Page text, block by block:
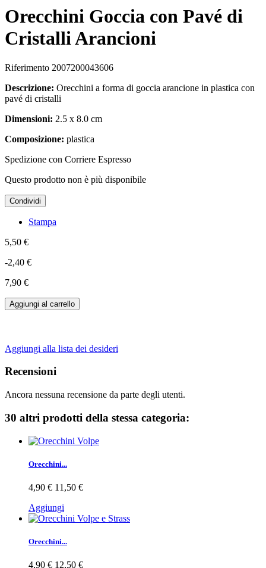
Orecchini Goccia con Pavé di
Cristalli Arancioni
Riferimento 2007200043606
Descrizione: Orecchini a forma di goccia arancione in plastica con
pavé di cristalli
Dimensioni: 2.5 x 8.0 cm
Composizione: plastica
Spedizione con Corriere Espresso
Questo prodotto non è più disponibile
Condividi
Stampa
5,50 €
-2,40 €
7,90 €
Aggiungi al carrello
Aggiungi alla lista dei desideri
Recensioni
Ancora nessuna recensione da parte degli utenti.
30 altri prodotti della stessa categoria:
Orecchini...
4,90 € 11,50 €
Aggiungi
Orecchini...
4,90 € 12,50 €